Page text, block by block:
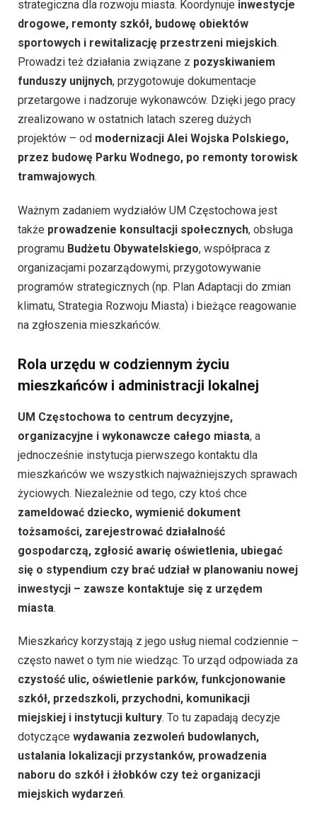
strategiczna dla rozwoju miasta. Koordynuje inwestycje
drogowe, remonty szkół, budowę obiektów
sportowych i rewitalizację przestrzeni miejskich.
Prowadzi też działania związane z pozyskiwaniem
funduszy unijnych, przygotowuje dokumentacje
przetargowe i nadzoruje wykonawców. Dzięki jego pracy
zrealizowano w ostatnich latach szereg dużych
projektów – od modernizacji Alei Wojska Polskiego,
przez budowę Parku Wodnego, po remonty torowisk
tramwajowych.
Ważnym zadaniem wydziałów UM Częstochowa jest
także prowadzenie konsultacji społecznych, obsługa
programu Budżetu Obywatelskiego, współpraca z
organizacjami pozarządowymi, przygotowywanie
programów strategicznych (np. Plan Adaptacji do zmian
klimatu, Strategia Rozwoju Miasta) i bieżące reagowanie
na zgłoszenia mieszkańców.
Rola urzędu w codziennym życiu
mieszkańców i administracji lokalnej
UM Częstochowa to centrum decyzyjne,
organizacyjne i wykonawcze całego miasta, a
jednocześnie instytucja pierwszego kontaktu dla
mieszkańców we wszystkich najważniejszych sprawach
życiowych. Niezależnie od tego, czy ktoś chce
zameldować dziecko, wymienić dokument
tożsamości, zarejestrować działalność
gospodarczą, zgłosić awarię oświetlenia, ubiegać
się o stypendium czy brać udział w planowaniu nowej
inwestycji – zawsze kontaktuje się z urzędem
miasta.
Mieszkańcy korzystają z jego usług niemal codziennie –
często nawet o tym nie wiedząc. To urząd odpowiada za
czystość ulic, oświetlenie parków, funkcjonowanie
szkół, przedszkoli, przychodni, komunikacji
miejskiej i instytucji kultury. To tu zapadają decyzje
dotyczące wydawania zezwoleń budowlanych,
ustalania lokalizacji przystanków, prowadzenia
naboru do szkół i żłobków czy też organizacji
miejskich wydarzeń.